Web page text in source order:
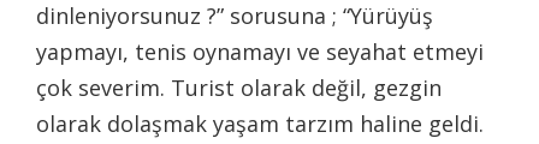
dinleniyorsunuz ?” sorusuna ; “Yürüyüş
yapmayı, tenis oynamayı ve seyahat etmeyi
çok severim. Turist olarak değil, gezgin
olarak dolaşmak yaşam tarzım haline geldi.